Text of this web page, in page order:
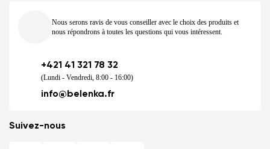
Nous serons ravis de vous conseiller avec le choix des produits et
nous répondrons à toutes les questions qui vous intéressent.
+421 41 321 78 32
(Lundi - Vendredi, 8:00 - 16:00)
info@belenka.fr
Suivez-nous